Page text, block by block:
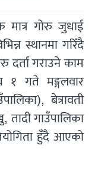
मात्र गोरु जुधाई
स्थानमा गरिँदै
गराउने काम
गते मङ्गलवार
बेत्रावती
तादी गाउँपालिका
हुँदै आएको